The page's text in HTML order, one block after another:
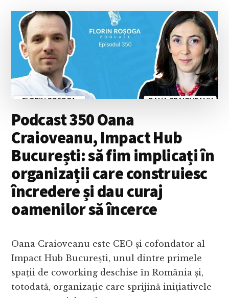
CREEAZĂ
REALITATEA,
VISE
DACĂ
ȘI
OCUPI
DE
ELE
Podcast 350 Oana
Craioveanu, Impact Hub
București: să fim implicați în
organizații care construiesc
încredere și dau curaj
oamenilor să încerce
Oana Craioveanu este CEO și cofondator al
Impact Hub București, unul dintre primele
spații de coworking deschise în România și,
totodată, organizație care sprijină inițiativele